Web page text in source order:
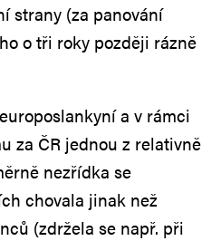
strany (za panování
o tři roky později rázně
a v rámci
za ČR jednou z relativně
nezřídka se
chovala jinak než
(zdržela se např. při